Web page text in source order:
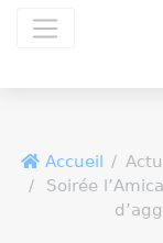
Accueil
Soirée
Panneau de